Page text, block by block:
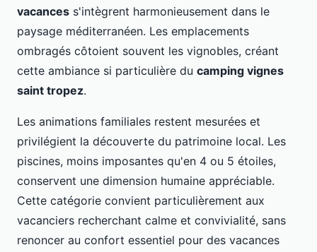
vacances s'intègrent harmonieusement dans le
paysage méditerranéen. Les emplacements
ombragés côtoient souvent les vignobles, créant
cette ambiance si particulière du camping vignes
saint tropez.
Les animations familiales restent mesurées et
privilégient la découverte du patrimoine local. Les
piscines, moins imposantes qu'en 4 ou 5 étoiles,
conservent une dimension humaine appréciable.
Cette catégorie convient particulièrement aux
vacanciers recherchant calme et convivialité, sans
renoncer au confort essentiel pour des vacances